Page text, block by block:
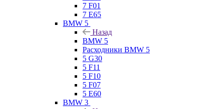
7 F01
7 E65
BMW 5
Назад
BMW 5
Расходники BMW 5
5 G30
5 F11
5 F10
5 F07
5 E60
BMW 3